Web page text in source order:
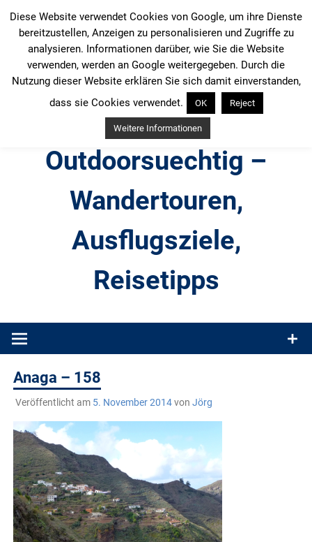
Inhalt
springen
Outdoorsuechtig –
Wandertouren,
Ausflugsziele,
Reisetipps
Produkttests und Buchrezensionen. Ein Blog für alle, die gern
Anaga – 158
Veröffentlicht am 5. November 2014von Jörg
Diese Website verwendet Cookies von Google, um ihre Dienste
bereitzustellen, Anzeigen zu personalisieren und Zugriffe zu
analysieren. Informationen darüber, wie Sie die Website
verwenden, werden an Google weitergegeben. Durch die
Nutzung dieser Website erklären Sie sich damit einverstanden,
dass sie Cookies verwendet.
OK Reject
Weitere Informationen